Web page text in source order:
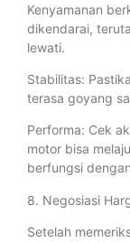
Kenyamanan
dikendarai,
lewati.
Stabilitas:
terasa goyang
Performa: Cek
motor bisa
berfungsi
8. Negosiasi
Setelah